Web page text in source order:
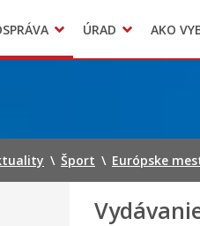
polícia
ÚRAD
úradu
AKO
\ Šport \ Európske